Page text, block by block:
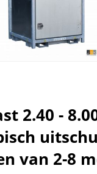
2.40 -
van 2-8